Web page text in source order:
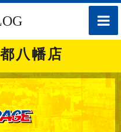
toggle
八幡店